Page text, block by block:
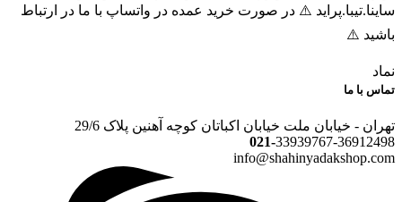
ساینا.تیبا.پراید ⚠️ در صورت خرید عمده در واتساپ با ما در ارتباط
باشید ⚠️
نماد
تماس با ما
تهران - خیابان ملت خیابان اکباتان کوچه آهنین پلاک 29/6
021-33939767-36912498
info@shahinyadakshop.com